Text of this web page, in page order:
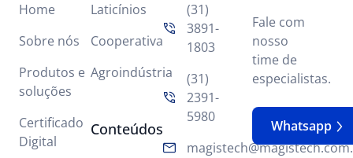
Home
Sobre nós
Produtos e
soluções
Certificado
Digital
Laticínios
Cooperativa
Agroindústria
Conteúdos
(31)
3891-
1803
(31)
2391-
5980
Fale com
nosso
time de
especialistas.
Whatsapp